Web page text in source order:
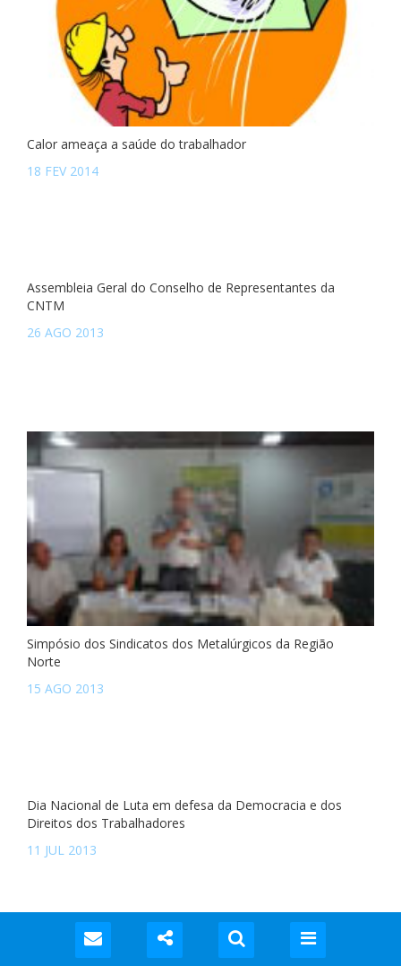
Calor ameaça a saúde do trabalhador
18 FEV 2014
Assembleia Geral do Conselho de Representantes da
CNTM
26 AGO 2013
Simpósio dos Sindicatos dos Metalúrgicos da Região
Norte
15 AGO 2013
Dia Nacional de Luta em defesa da Democracia e dos
Direitos dos Trabalhadores
11 JUL 2013